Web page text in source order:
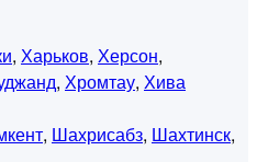
, Харьков, Херсон,
, Хромтау, Хива
, Шахрисабз, Шахтинск,